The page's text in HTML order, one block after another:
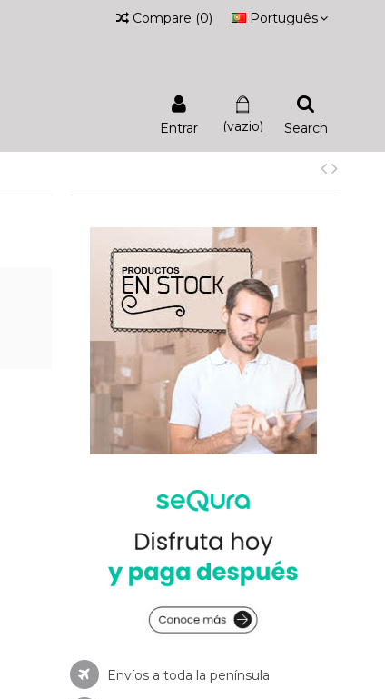
Português
Compare (0)
Search
(vazio)
Entrar
Envíos a toda la península